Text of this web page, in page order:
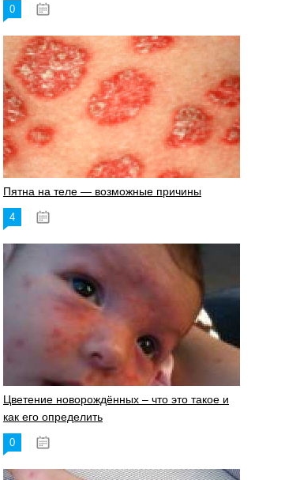
0
Пятна на теле — возможные причины
4
Цветение новорождённых – что это такое и
как его определить
0